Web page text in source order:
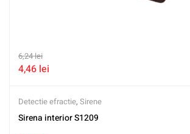
6,24lei
4,46 lei
Detectie efractie, Sirene
Sirena interior S1209